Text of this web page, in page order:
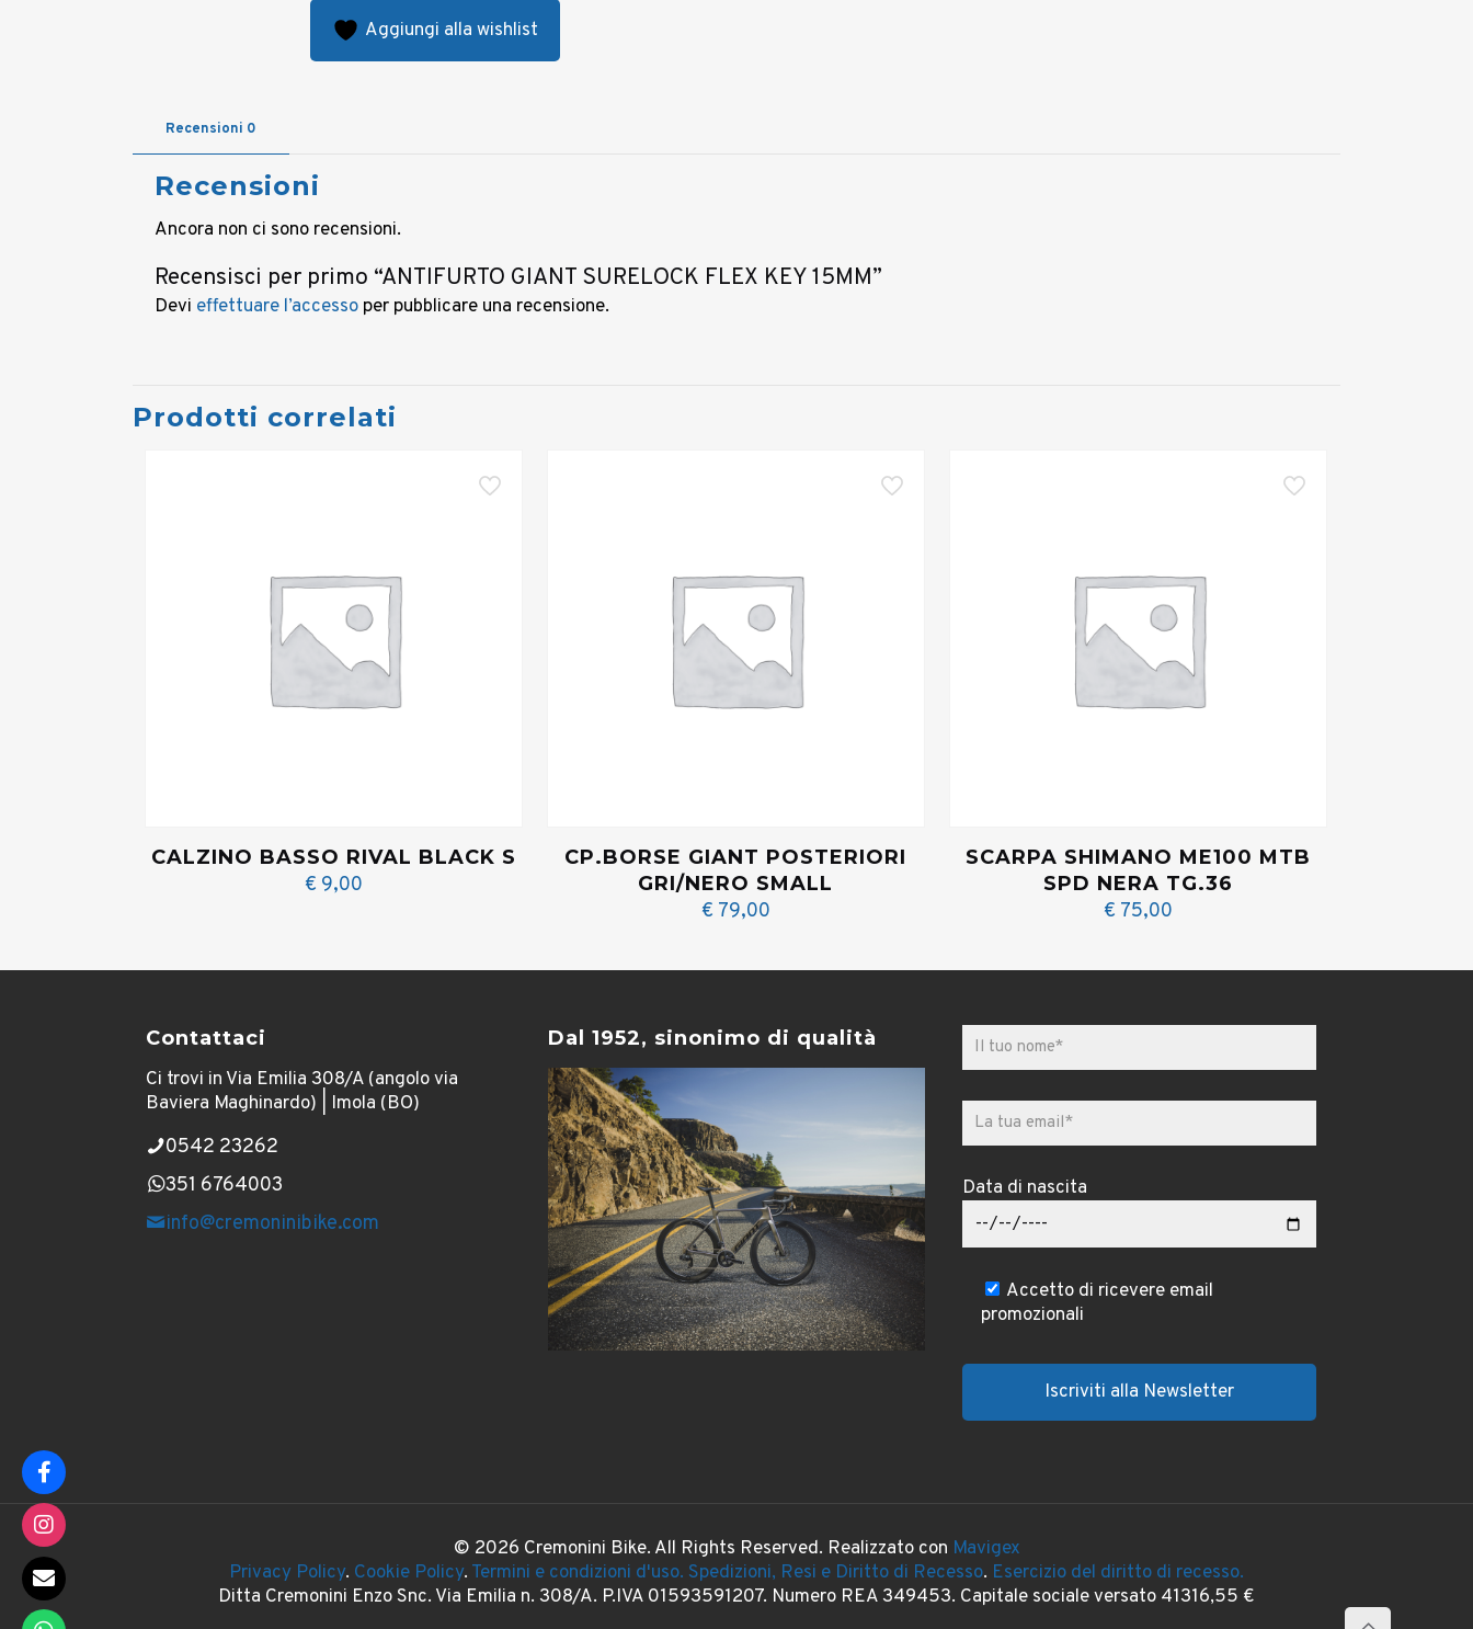
Aggiungi alla wishlist
Recensioni 0
Recensioni
Ancora non ci sono recensioni.
Recensisci per primo “ANTIFURTO GIANT SURELOCK FLEX KEY 15MM”
Devi effettuare l’accesso per pubblicare una recensione.
Prodotti correlati
CALZINO BASSO RIVAL BLACK S
€ 9,00
CP.BORSE GIANT POSTERIORI
GRI/NERO SMALL
€ 79,00
SCARPA SHIMANO ME100 MTB
SPD NERA TG.36
€ 75,00
Contattaci
Ci trovi in Via Emilia 308/A (angolo via
Baviera Maghinardo) | Imola (BO)
0542 23262
351 6764003
info@cremoninibike.com
Dal 1952, sinonimo di qualità
Data di nascita
Accetto di ricevere email
promozionali
© 2026 Cremonini Bike. All Rights Reserved. Realizzato con Mavigex
Privacy Policy. Cookie Policy. Termini e condizioni d'uso. Spedizioni, Resi e Diritto di Recesso. Esercizio del diritto di recesso.
Ditta Cremonini Enzo Snc. Via Emilia n. 308/A. P.IVA 01593591207. Numero REA 349453. Capitale sociale versato 41316,55 €